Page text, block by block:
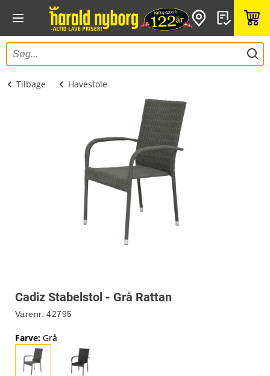
Tilbage Havestole
Cadiz Stabelstol - Grå Rattan
Varenr. 42795
Farve: Grå